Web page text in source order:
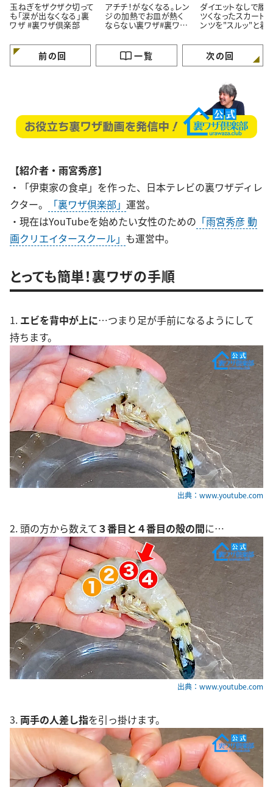
玉ねぎをザクザク切って
も「涙が出なくなる」裏
ワザ #裏ワザ倶楽部
アチチ！がなくなる。レン
ジの加熱でお皿が熱く
ならない裏ワザ#裏ワザ
ダイエットなしで履く
ツくなったスカート
ンツを"スルッ"と着
前の回 一覧 次の回
【紹介者・雨宮秀彦】
・「伊東家の食卓」を作った、日本テレビの裏ワザディレ
クター。
「裏ワザ倶楽部」 運営。
・現在はYouTubeを始めたい女性のための 「雨宮秀彦 動
画クリエイタースクール」 も運営中。
とっても簡単！裏ワザの手順
1. エビを背中が上に…つまり足が手前になるようにして
持ちます。
出典：www.youtube.com
2. 頭の方から数えて ３番目と４番目の殻の間に…
出典：www.youtube.com
3.両手の人差し指を引っ掛けます。